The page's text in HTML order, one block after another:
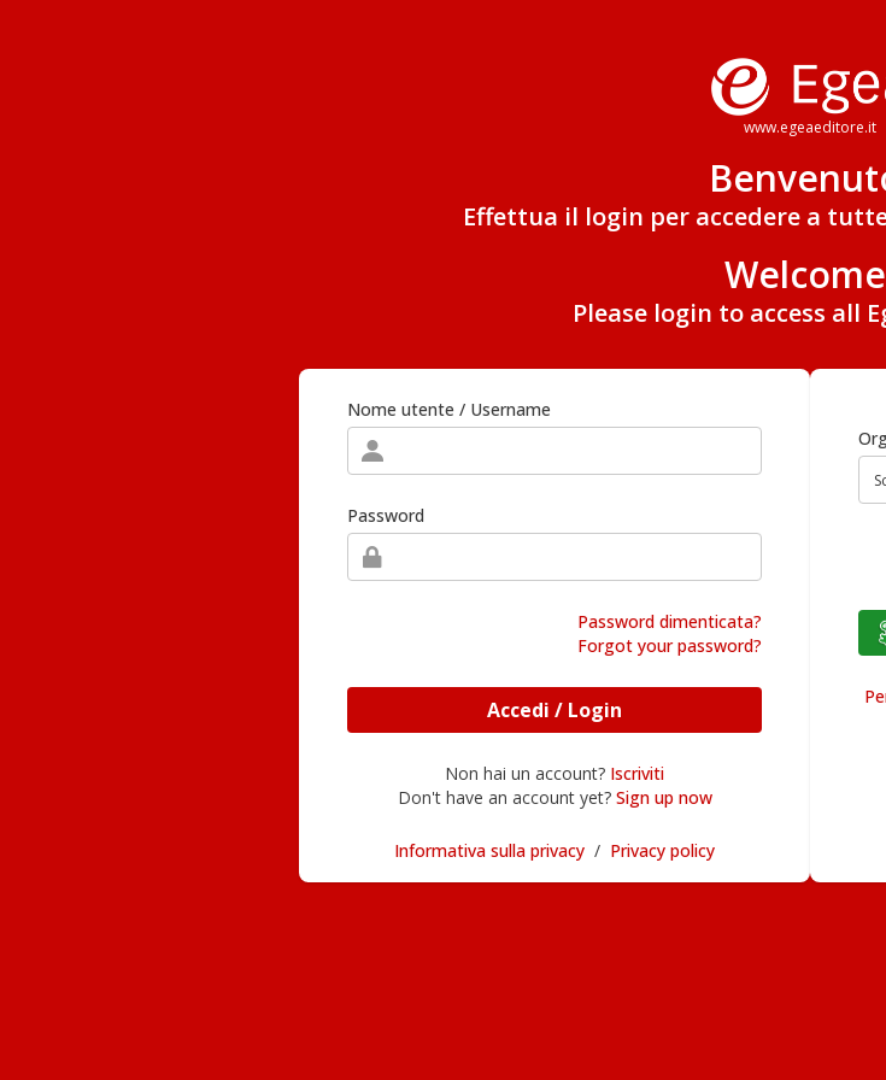
www.egeaeditore.it
Effettua il login per accedere a
Please login to access all
Nome utente / Username
Password
Password dimenticata?
Forgot your password?
Accedi / Login
Non hai un account? Iscriviti
Don't have an account yet? Sign up now
Informativa sulla privacy / Privacy policy